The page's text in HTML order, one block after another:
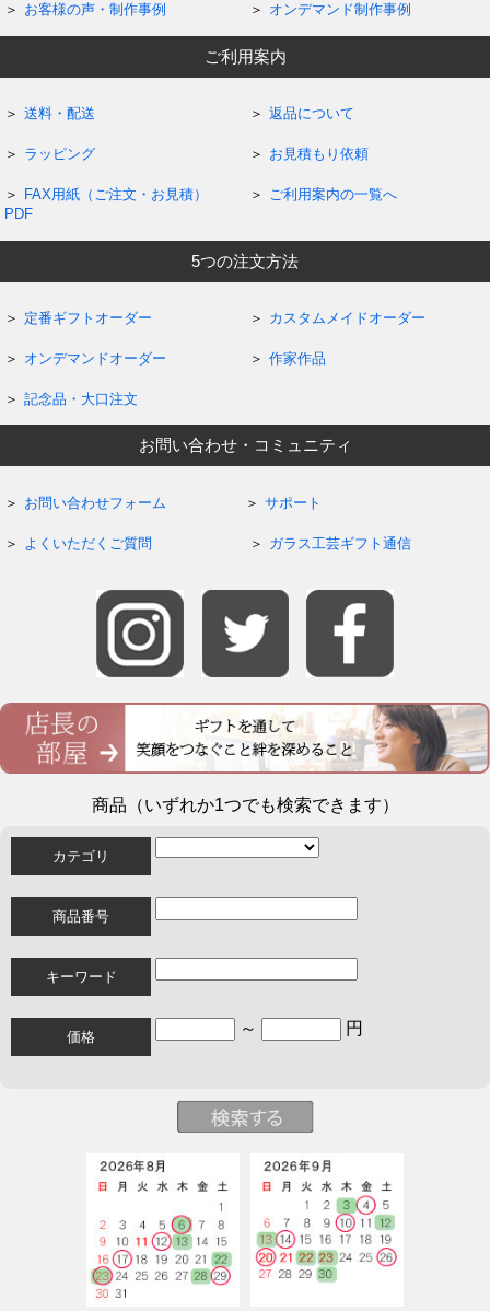
お客様の声・制作事例 オンデマンド制作事例
ご利用案内
送料・配送 返品について
ラッピング お見積もり依頼
FAX用紙（ご注文・お見積）
PDF
ご利用案内の一覧へ
5つの注文方法
定番ギフトオーダー カスタムメイドオーダー
オンデマンドオーダー 作家作品
記念品・大口注文
お問い合わせ・コミュニティ
お問い合わせフォーム サポート
よくいただくご質問 ガラス工芸ギフト通信
商品（いずれか1つでも検索できます）
カテゴリ
商品番号
キーワード
価格 ～ 円